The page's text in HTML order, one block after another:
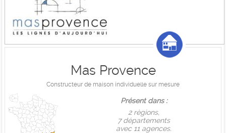
Mas Provence
Constructeur de maison individuelle sur mesure
Présent dans :
2 règions,
7 départements
avec 11 agences.